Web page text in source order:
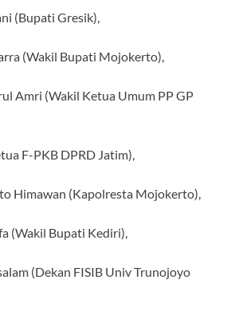
(Bupati Gresik),
(Wakil Bupati Mojokerto),
Amri (Wakil Ketua Umum PP GP
F-PKB DPRD Jatim),
Himawan (Kapolresta Mojokerto),
(Wakil Bupati Kediri),
(Dekan FISIB Univ Trunojoyo